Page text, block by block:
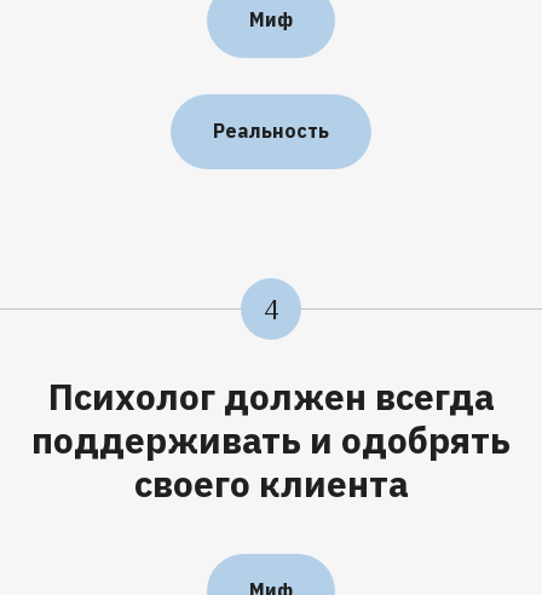
Миф
Реальность
4
Психолог должен всегда
поддерживать и одобрять
своего клиента
Миф